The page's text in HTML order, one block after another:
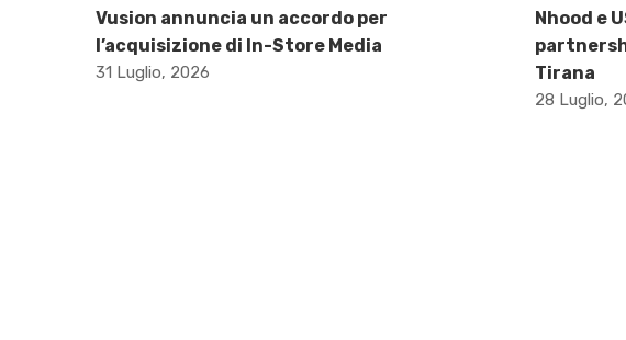
Vusion annuncia un accordo per
l’acquisizione di In-Store Media
31 Luglio, 2026
Nhood e
Tirana
28 Luglio,